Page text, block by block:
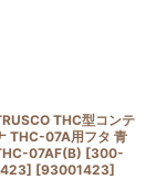
THC型コンテ
THC-07A用フタ 青
07AF(B) [300-
[93001423]